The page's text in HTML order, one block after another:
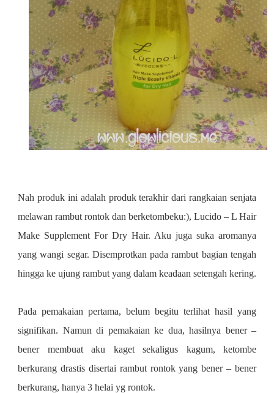
Nah produk ini adalah produk terakhir dari rangkaian senjata
melawan rambut rontok dan berketombeku:), Lucido – L Hair
Make Supplement For Dry Hair. Aku juga suka aromanya
yang wangi segar. Disemprotkan pada rambut bagian tengah
hingga ke ujung rambut yang dalam keadaan setengah kering.
Pada pemakaian pertama, belum begitu terlihat hasil yang
signifikan. Namun di pemakaian ke dua, hasilnya bener –
bener membuat aku kaget sekaligus kagum, ketombe
berkurang drastis disertai rambut rontok yang bener – bener
berkurang, hanya 3 helai yg rontok.